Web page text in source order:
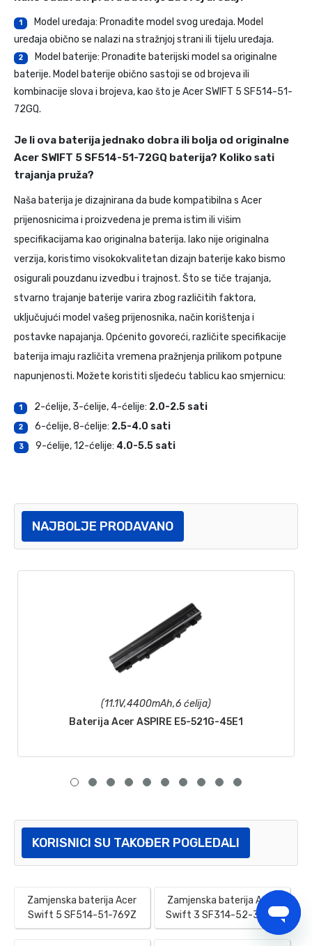
1
Model uređaja: Pronađite model svog uređaja. Model
uređaja obično se nalazi na stražnjoj strani ili tijelu uređaja.
2
Model baterije: Pronađite baterijski model sa originalne
baterije. Model baterije obično sastoji se od brojeva ili
kombinacije slova i brojeva, kao što je Acer SWIFT 5 SF514-51-
72GQ.
Je li ova baterija jednako dobra ili bolja od originalne
Acer SWIFT 5 SF514-51-72GQ baterija? Koliko sati
trajanja pruža?
Naša baterija je dizajnirana da bude kompatibilna s Acer
prijenosnicima i proizvedena je prema istim ili višim
specifikacijama kao originalna baterija. Iako nije originalna
verzija, koristimo visokokvalitetan dizajn baterije kako bismo
osigurali pouzdanu izvedbu i trajnost. Što se tiče trajanja,
stvarno trajanje baterije varira zbog različitih faktora,
uključujući model vašeg prijenosnika, način korištenja i
postavke napajanja. Općenito govoreći, različite specifikacije
baterija imaju različita vremena pražnjenja prilikom potpune
napunjenosti. Možete koristiti sljedeću tablicu kao smjernicu:
1 2-ćelije, 3-ćelije, 4-ćelije: 2.0-2.5 sati
2 6-ćelije, 8-ćelije: 2.5-4.0 sati
3 9-ćelije, 12-ćelije: 4.0-5.5 sati
NAJBOLJE PRODAVANO
(11.1V,4400mAh,6 ćelija)
Baterija Acer ASPIRE E5-521G-45E1
KORISNICI SU TAKOĐER POGLEDALI
Zamjenska baterija Acer
Swift 5 SF514-51-769Z
Zamjenska baterija Acer
Swift 3 SF314-52-3220